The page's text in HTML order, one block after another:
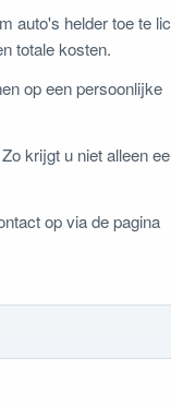
auto's helder toe te
totale kosten.
op een persoonlijke
krijgt u niet alleen
op via de pagina